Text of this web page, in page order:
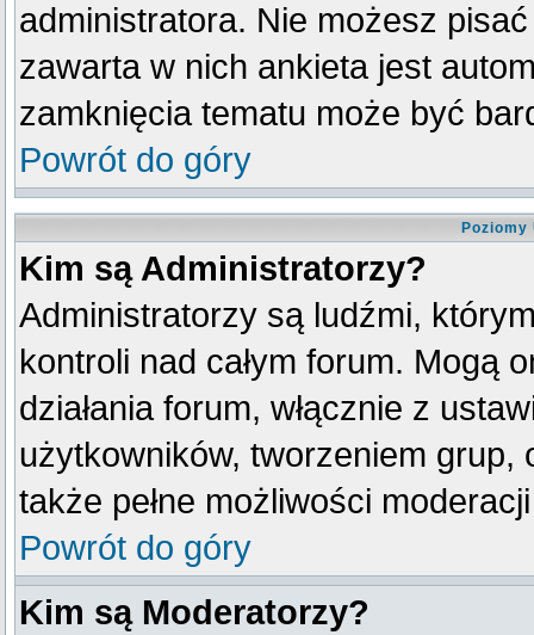
administratora. Nie możesz
zawarta w nich ankieta jest
zamknięcia tematu może być
Powrót do góry
Kim są Administratorzy?
Administratorzy są ludźmi,
kontroli nad całym forum. Mogą
działania forum, włącznie z
użytkowników, tworzeniem grup,
także pełne możliwości
Powrót do góry
Kim są Moderatorzy?